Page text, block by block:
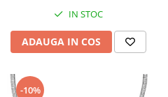
IN STOC
ADAUGA IN COS
-10%